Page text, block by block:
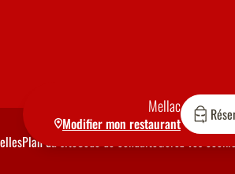
Mellac
Modifier mon restaurant
Plan du siteCode de conduiteGérez vos